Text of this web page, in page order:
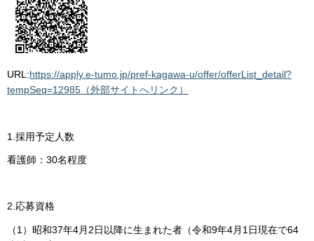
URL:https://apply.e-tumo.jp/pref-kagawa-u/offer/offerList_detail?
tempSeq=12985（外部サイトへリンク）
1.採用予定人数
看護師：30名程度
2.応募資格
（1）昭和37年4月2日以降に生まれた者（令和9年4月1日現在で64